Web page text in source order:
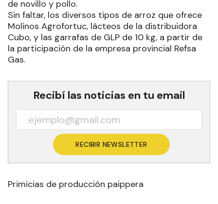
de novillo y pollo.
Sin faltar, los diversos tipos de arroz que ofrece
Molinos Agrofortuc, lácteos de la distribuidora
Cubo, y las garrafas de GLP de 10 kg, a partir de
la participación de la empresa provincial Refsa
Gas.
Recibí las noticias en tu email
RECIBIR NEWSLETTER
Primicias de producción paippera